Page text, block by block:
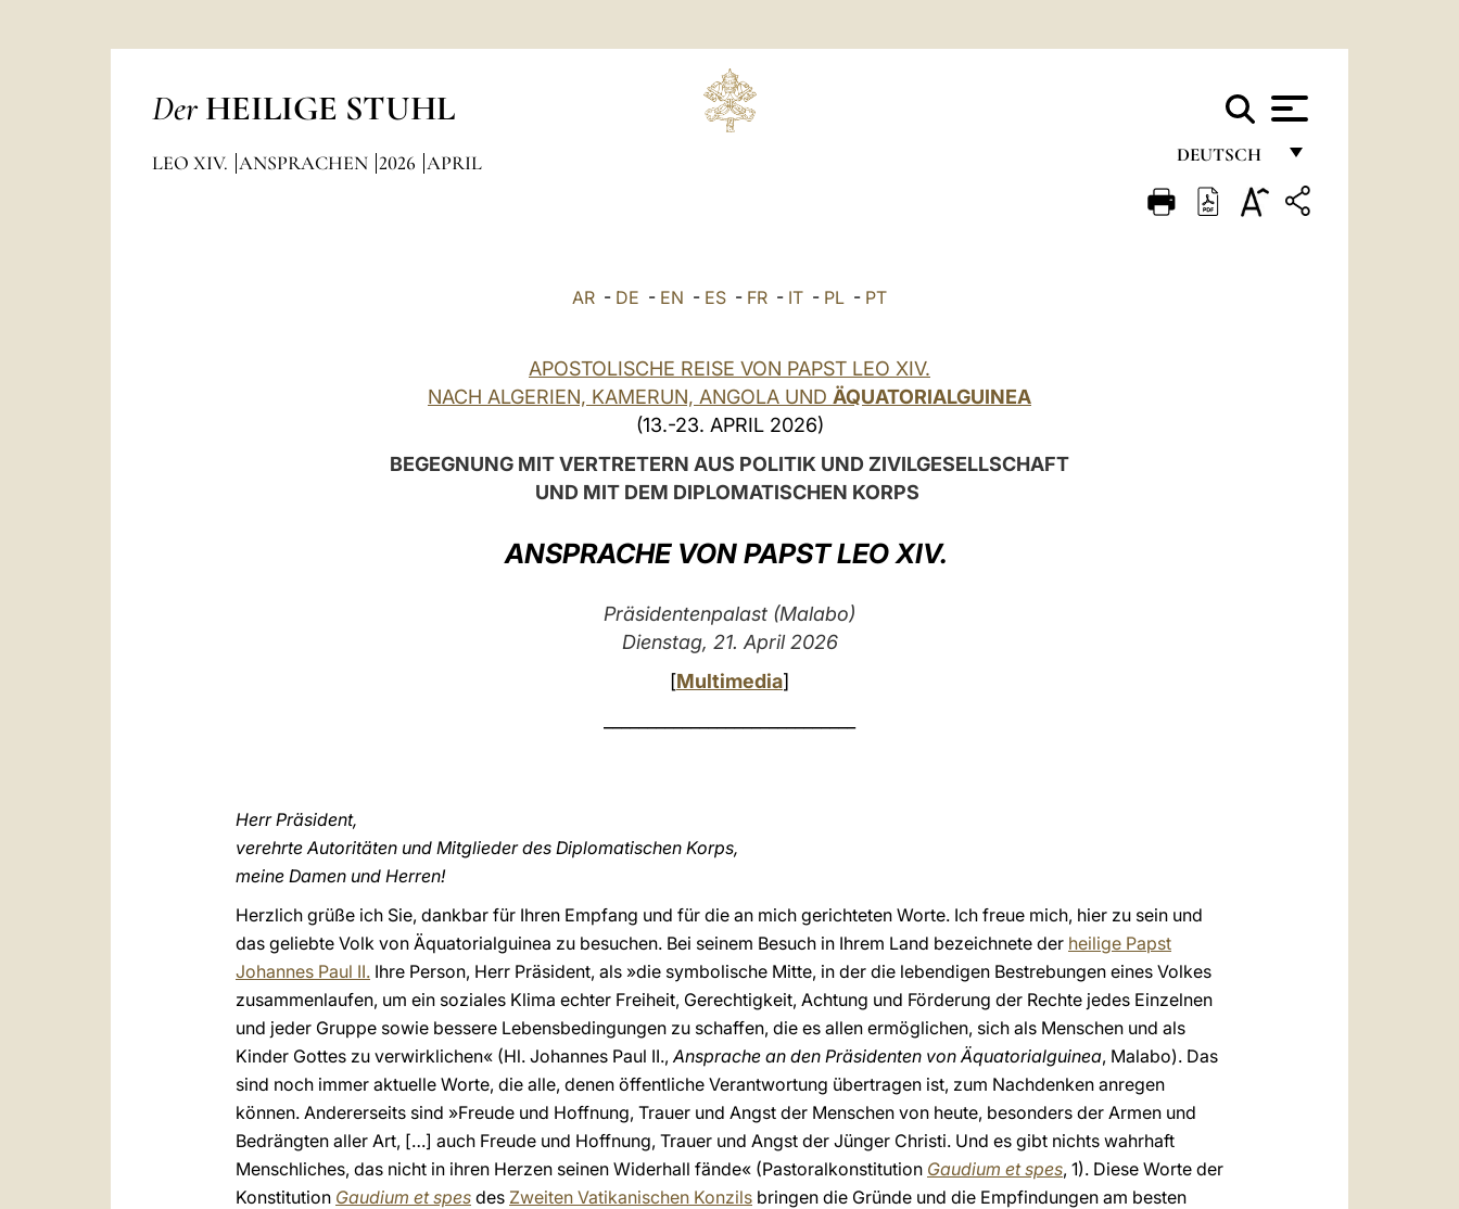
Der HEILIGE STUHL
DEUTSCH
FRANÇAIS
LEO XIV. ANSPRACHEN 2026 APRIL
AR - DE - EN - ES - FR - IT - PL - PT
APOSTOLISCHE REISE VON PAPST LEO XIV.
NACH ALGERIEN, KAMERUN, ANGOLA UND ÄQUATORIALGUINEA
(13.-23. APRIL 2026)
BEGEGNUNG MIT VERTRETERN AUS POLITIK UND ZIVILGESELLSCHAFT
UND MIT DEM DIPLOMATISCHEN KORPS
ANSPRACHE VON PAPST LEO XIV.
Präsidentenpalast (Malabo)
Dienstag, 21. April 2026
[Multimedia]
Herr Präsident,
verehrte Autoritäten und Mitglieder des Diplomatischen Korps,
meine Damen und Herren!
Herzlich grüße ich Sie, dankbar für Ihren Empfang und für die an mich gerichteten Worte. Ich freue mich, hier zu sein und
das geliebte Volk von Äquatorialguinea zu besuchen. Bei seinem Besuch in Ihrem Land bezeichnete der heilige Papst
Johannes Paul II. Ihre Person, Herr Präsident, als »die symbolische Mitte, in der die lebendigen Bestrebungen eines Volkes
zusammenlaufen, um ein soziales Klima echter Freiheit, Gerechtigkeit, Achtung und Förderung der Rechte jedes Einzelnen
und jeder Gruppe sowie bessere Lebensbedingungen zu schaffen, die es allen ermöglichen, sich als Menschen und als
Kinder Gottes zu verwirklichen« (Hl. Johannes Paul II.,Ansprache an den Präsidenten von Äquatorialguinea, Malabo). Das
sind noch immer aktuelle Worte, die alle, denen öffentliche Verantwortung übertragen ist, zum Nachdenken anregen
können. Andererseits sind »Freude und Hoffnung, Trauer und Angst der Menschen von heute, besonders der Armen und
Bedrängten aller Art, […] auch Freude und Hoffnung, Trauer und Angst der Jünger Christi. Und es gibt nichts wahrhaft
Menschliches, das nicht in ihren Herzen seinen Widerhall fände« (Pastoralkonstitution Gaudium et spes, 1). Diese Worte der
Konstitution Gaudium et spes des Zweiten Vatikanischen Konzils bringen die Gründe und die Empfindungen am besten